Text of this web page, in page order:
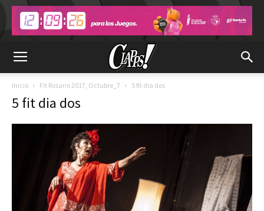
Inicio Fit Rosario 2017, Octubre_7 5 fit dia dos
5 fit dia dos